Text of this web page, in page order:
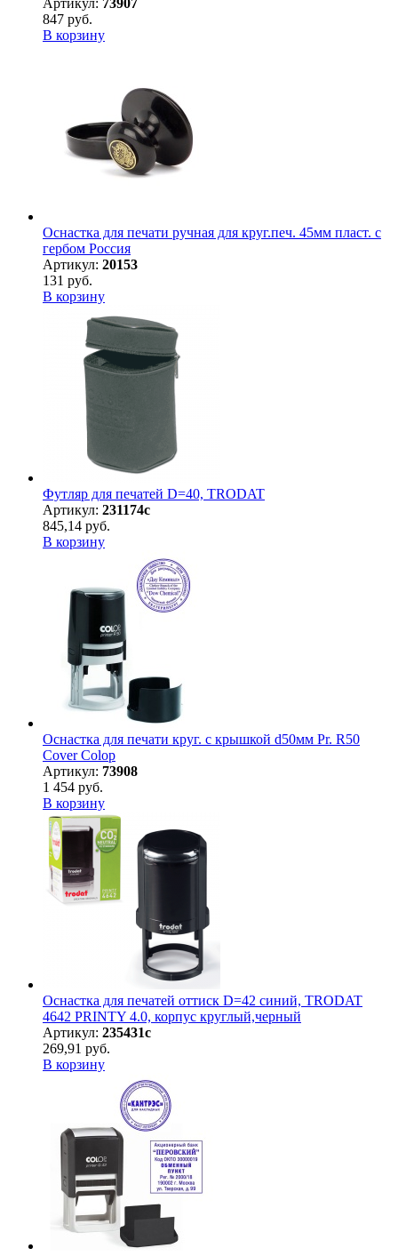
Артикул: 73907
847 руб.
В корзину
Оснастка для печати ручная для круг.печ. 45мм пласт. с
гербом Россия
Артикул: 20153
131 руб.
В корзину
Футляр для печатей D=40, TRODAT
Артикул: 231174с
845,14 руб.
В корзину
Оснастка для печати круг. с крышкой d50мм Pr. R50
Cover Colop
Артикул: 73908
1 454 руб.
В корзину
Оснастка для печатей оттиск D=42 синий, TRODAT
4642 PRINTY 4.0, корпус круглый,черный
Артикул: 235431с
269,91 руб.
В корзину